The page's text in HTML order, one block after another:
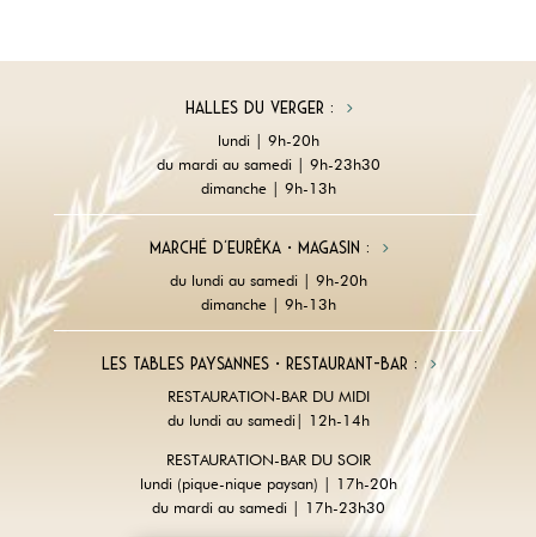
Halles du Verger :
lundi | 9h-20h
du mardi au samedi | 9h-23h30
dimanche | 9h-13h
Marché d'Eurêka • magasin :
du lundi au samedi | 9h-20h
dimanche | 9h-13h
Les tables paysannes • restaurant-Bar :
RESTAURATION-BAR DU MIDI
du lundi au samedi| 12h-14h
RESTAURATION-BAR DU SOIR
lundi (pique-nique paysan) | 17h-20h
du mardi au samedi | 17h-23h30